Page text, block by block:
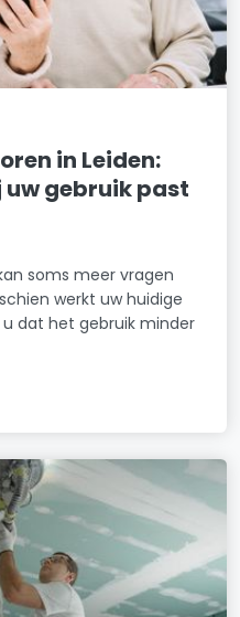
in Leiden:
gebruik past
soms meer vragen
werkt uw huidige
dat het gebruik minder